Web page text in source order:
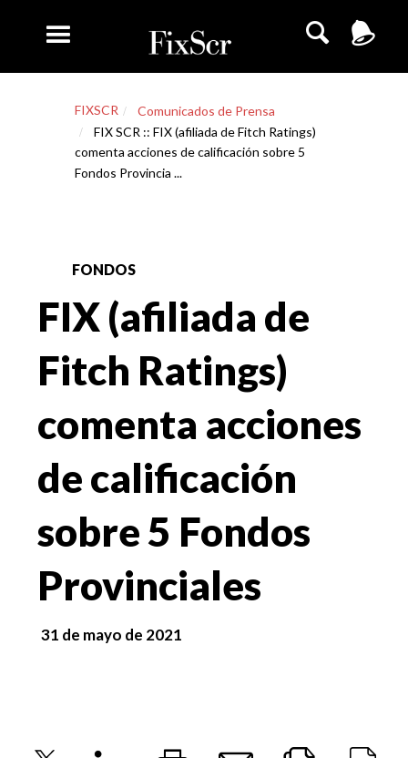
FIXSCR
Comunicados de Prensa
FIX SCR :: FIX (afiliada de Fitch Ratings)
comenta acciones de calificación sobre 5
Fondos Provincia ...
FONDOS
FIX (afiliada de
Fitch Ratings)
comenta acciones
de calificación
sobre 5 Fondos
Provinciales
31 de mayo de 2021